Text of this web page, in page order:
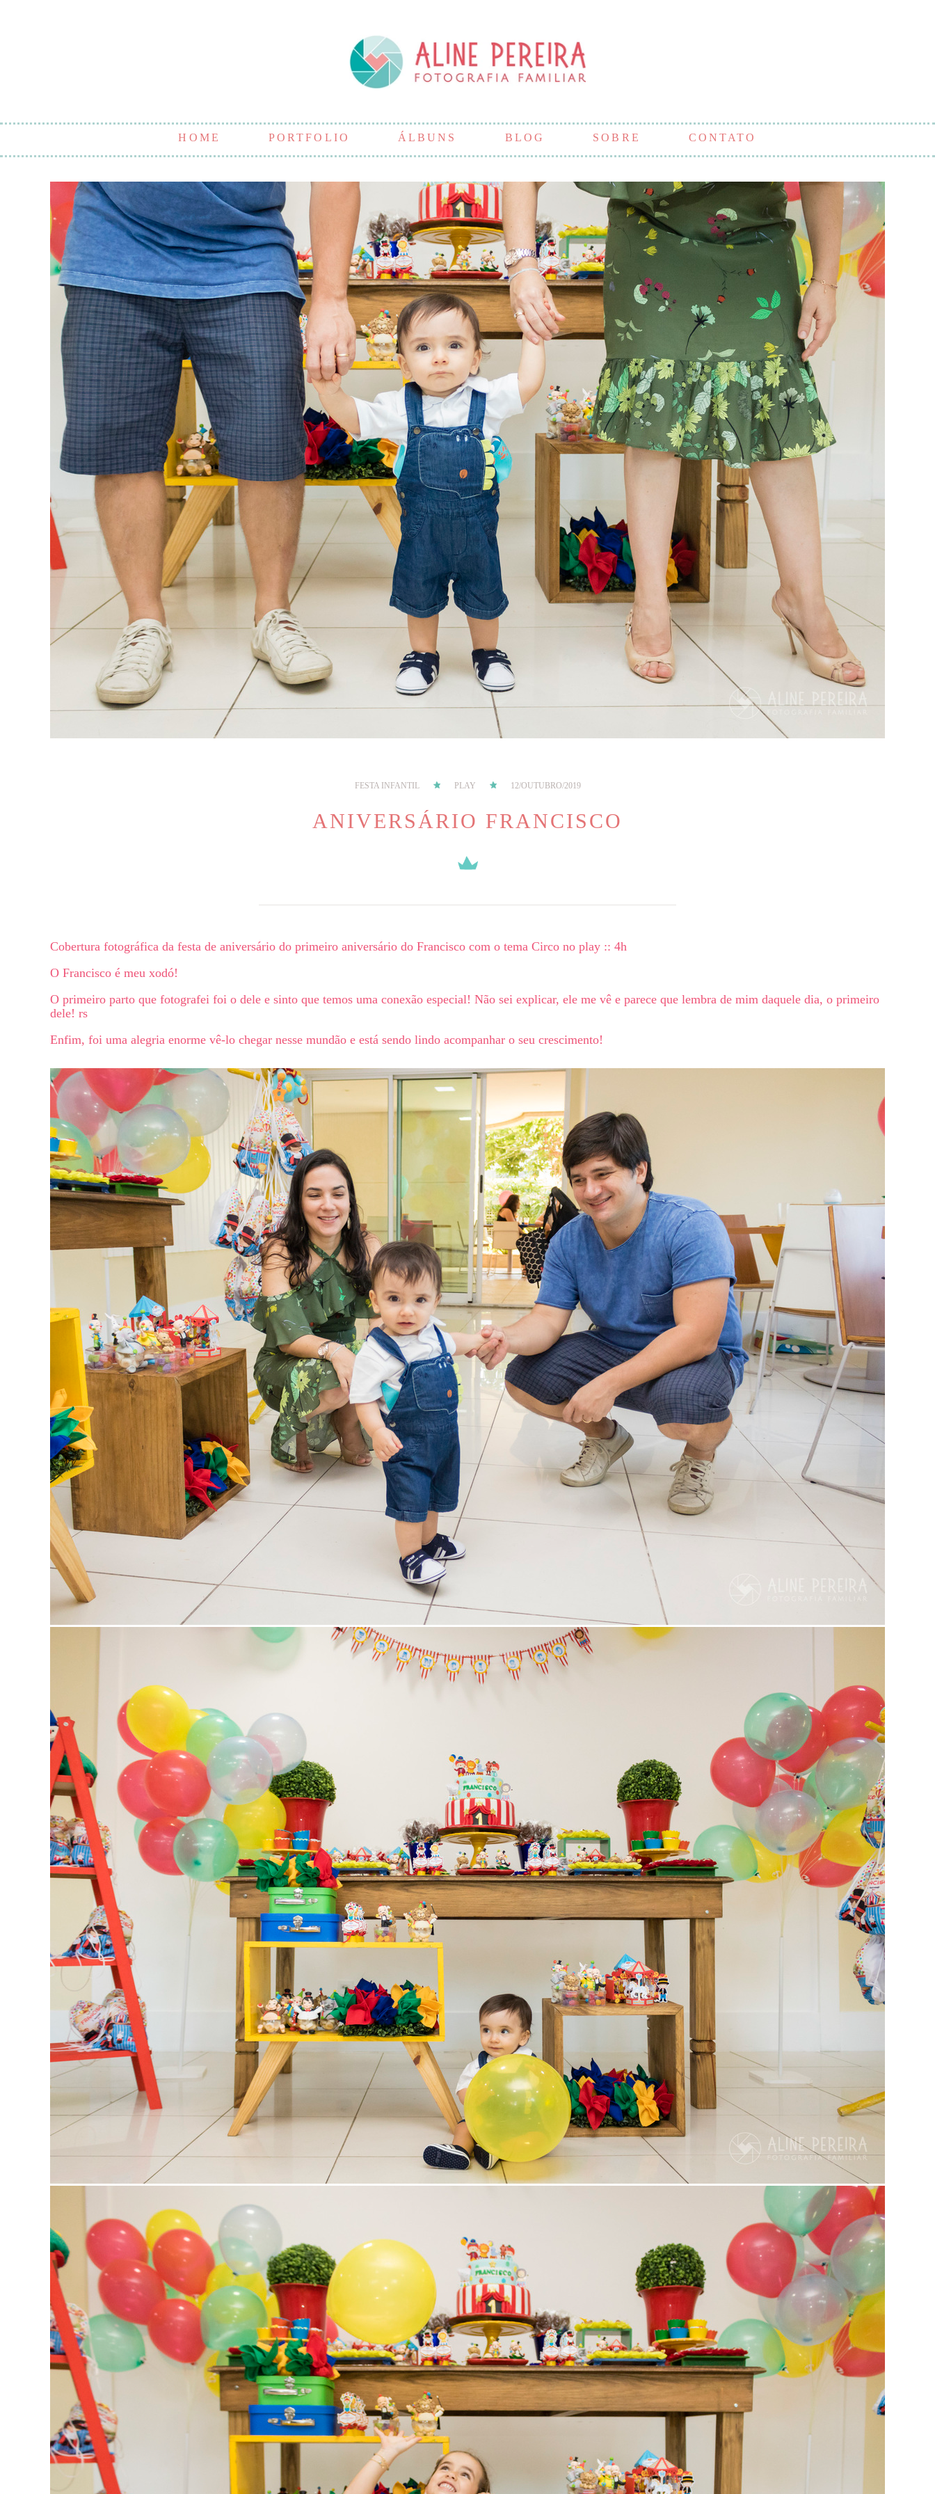
HOME PORTFOLIO ÁLBUNS BLOG SOBRE CONTATO
FESTA INFANTIL PLAY 12/OUTUBRO/2019
ANIVERSÁRIO FRANCISCO
Cobertura fotográfica da festa de aniversário do primeiro aniversário do Francisco com o tema Circo no play :: 4h
O Francisco é meu xodó!
O primeiro parto que fotografei foi o dele e sinto que temos uma conexão especial! Não sei explicar, ele me vê e parece que lembra de mim daquele dia, o primeiro
dele! rs
Enfim, foi uma alegria enorme vê-lo chegar nesse mundão e está sendo lindo acompanhar o seu crescimento!